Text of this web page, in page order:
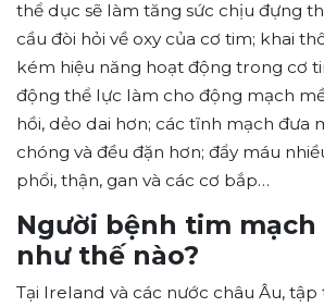
thể dục sẽ làm tăng sức chịu đựng
cầu đòi hỏi về oxy của cơ tim; khai
kém hiệu năng hoạt động trong cơ
động thể lực làm cho động mạch
hồi, dẻo dai hơn; các tĩnh mạch đưa
chóng và đều đặn hơn; đẩy máu
phổi, thận, gan và các cơ bắp…
Người bệnh tim mạch
như thế nào?
Tại Ireland và các nước châu Âu,